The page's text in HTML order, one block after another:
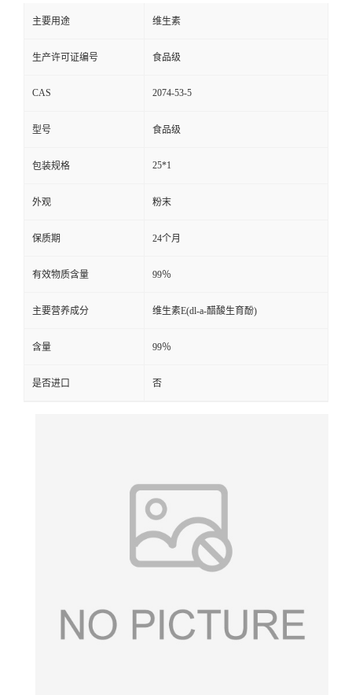
主要用途 维生素
生产许可证编号 食品级
CAS 2074-53-5
型号 食品级
包装规格 25*1
外观 粉末
保质期 24个月
有效物质含量 99％
主要营养成分 维生素E(dl-a-醋酸生育酚)
含量 99％
是否进口 否